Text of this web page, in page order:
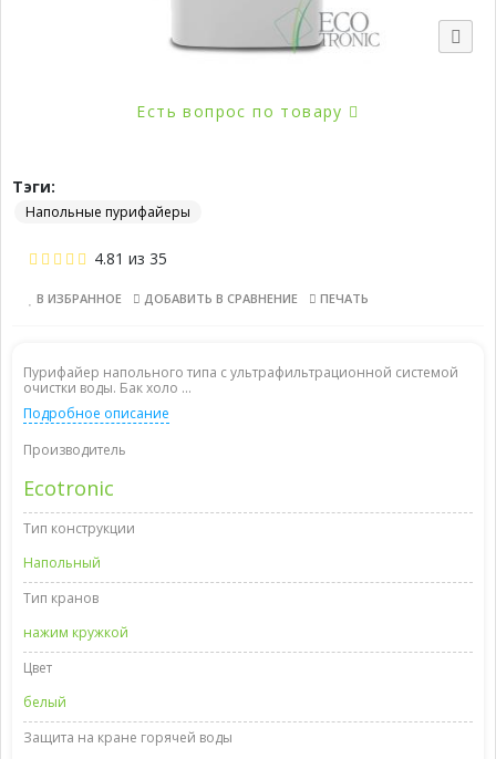
Есть вопрос по товару
Тэги:
Напольные пурифайеры
4.81 из 35
В ИЗБРАННОЕ ДОБАВИТЬ В СРАВНЕНИЕ ПЕЧАТЬ
Пурифайер напольного типа с ультрафильтрационной системой
очистки воды. Бак холо ...
Подробное описание
Производитель
Ecotronic
Тип конструкции
Напольный
Тип кранов
нажим кружкой
Цвет
белый
Защита на кране горячей воды